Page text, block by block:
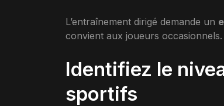
L’entraînement dirigé demande un
convient aux joueurs occasionnels.
Identifiez le
sportifs